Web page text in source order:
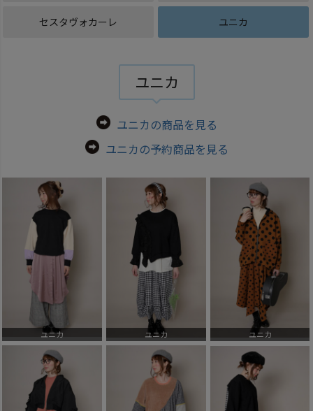
セスタヴォカーレ ユニカ
ユニカ
ユニカの商品を見る
ユニカの予約商品を見る
ユニカ ユニカ ユニカ